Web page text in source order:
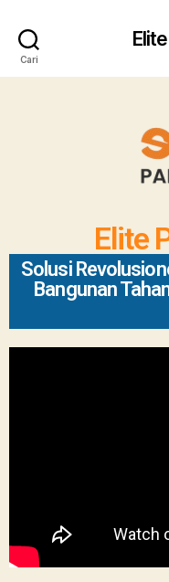
Cari
Elite
Solusi
Bangunan